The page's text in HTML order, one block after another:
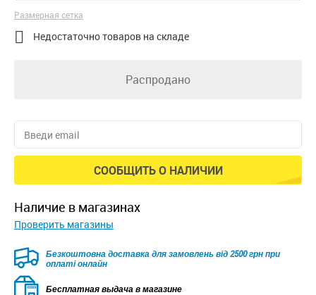
Размерная сетка
 Недостаточно товаров на складе
Распродано
СООБЩИТЬ О НАЛИЧИИ
наличие в магазинах
Проверить магазины
Безкоштовна доставка для замовлень від 2500 грн при
оплаті онлайн
Бесплатная выдача в магазине